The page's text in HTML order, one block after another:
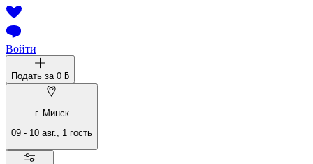
Войти
Подать за 0 ƃ
г. Минск
09 - 10 авг., 1 гость